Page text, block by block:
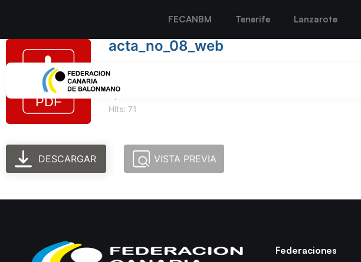
FECANBM Tenerife Lanzarote
acta_no_08_web
Hits: 71
DESCARGAR VISTA PREVIA
Federaciones